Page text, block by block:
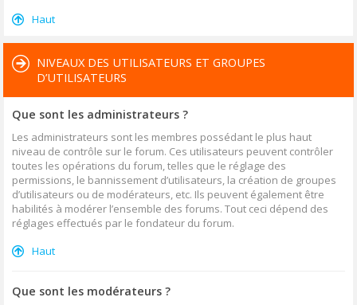
Haut
NIVEAUX DES UTILISATEURS ET GROUPES
D’UTILISATEURS
Que sont les administrateurs ?
Les administrateurs sont les membres possédant le plus haut
niveau de contrôle sur le forum. Ces utilisateurs peuvent contrôler
toutes les opérations du forum, telles que le réglage des
permissions, le bannissement d’utilisateurs, la création de groupes
d’utilisateurs ou de modérateurs, etc. Ils peuvent également être
habilités à modérer l’ensemble des forums. Tout ceci dépend des
réglages effectués par le fondateur du forum.
Haut
Que sont les modérateurs ?